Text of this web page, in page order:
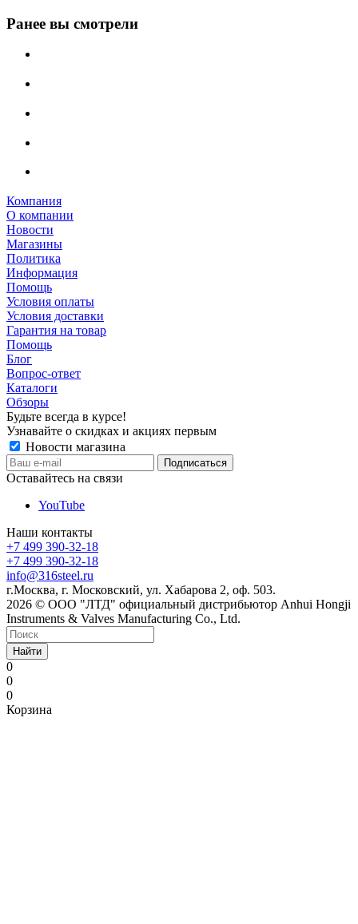
Ранее вы смотрели
Компания
О компании
Новости
Магазины
Политика
Информация
Помощь
Условия оплаты
Условия доставки
Гарантия на товар
Помощь
Блог
Вопрос-ответ
Каталоги
Обзоры
Будьте всегда в курсе!
Узнавайте о скидках и акциях первым
Новости магазина
Оставайтесь на связи
YouTube
Наши контакты
+7 499 390-32-18
+7 499 390-32-18
info@316steel.ru
г.Москва, г. Московский, ул. Хабарова 2, оф. 503.
2026 © ООО "ЛТД" официальный дистрибьютор Anhui Hongji
Instruments & Valves Manufacturing Co., Ltd.
Найти
0
0
0
Корзина